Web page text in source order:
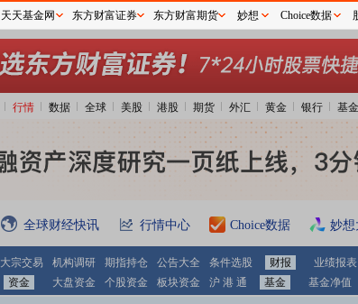
行情 数据 全球 美股 港股 期货 外汇 黄金 银行 基金
全球财经快讯 行情中心 Choice数据 妙想
大宗交易 机构调研 期指持仓 公告大全 条件选股 财报 业绩报表
资金 大盘资金 个股资金 板块资金 沪 港 通 基金 基金净值
天天基金网 东方财富证券 东方财富期货 妙想 Choice数据